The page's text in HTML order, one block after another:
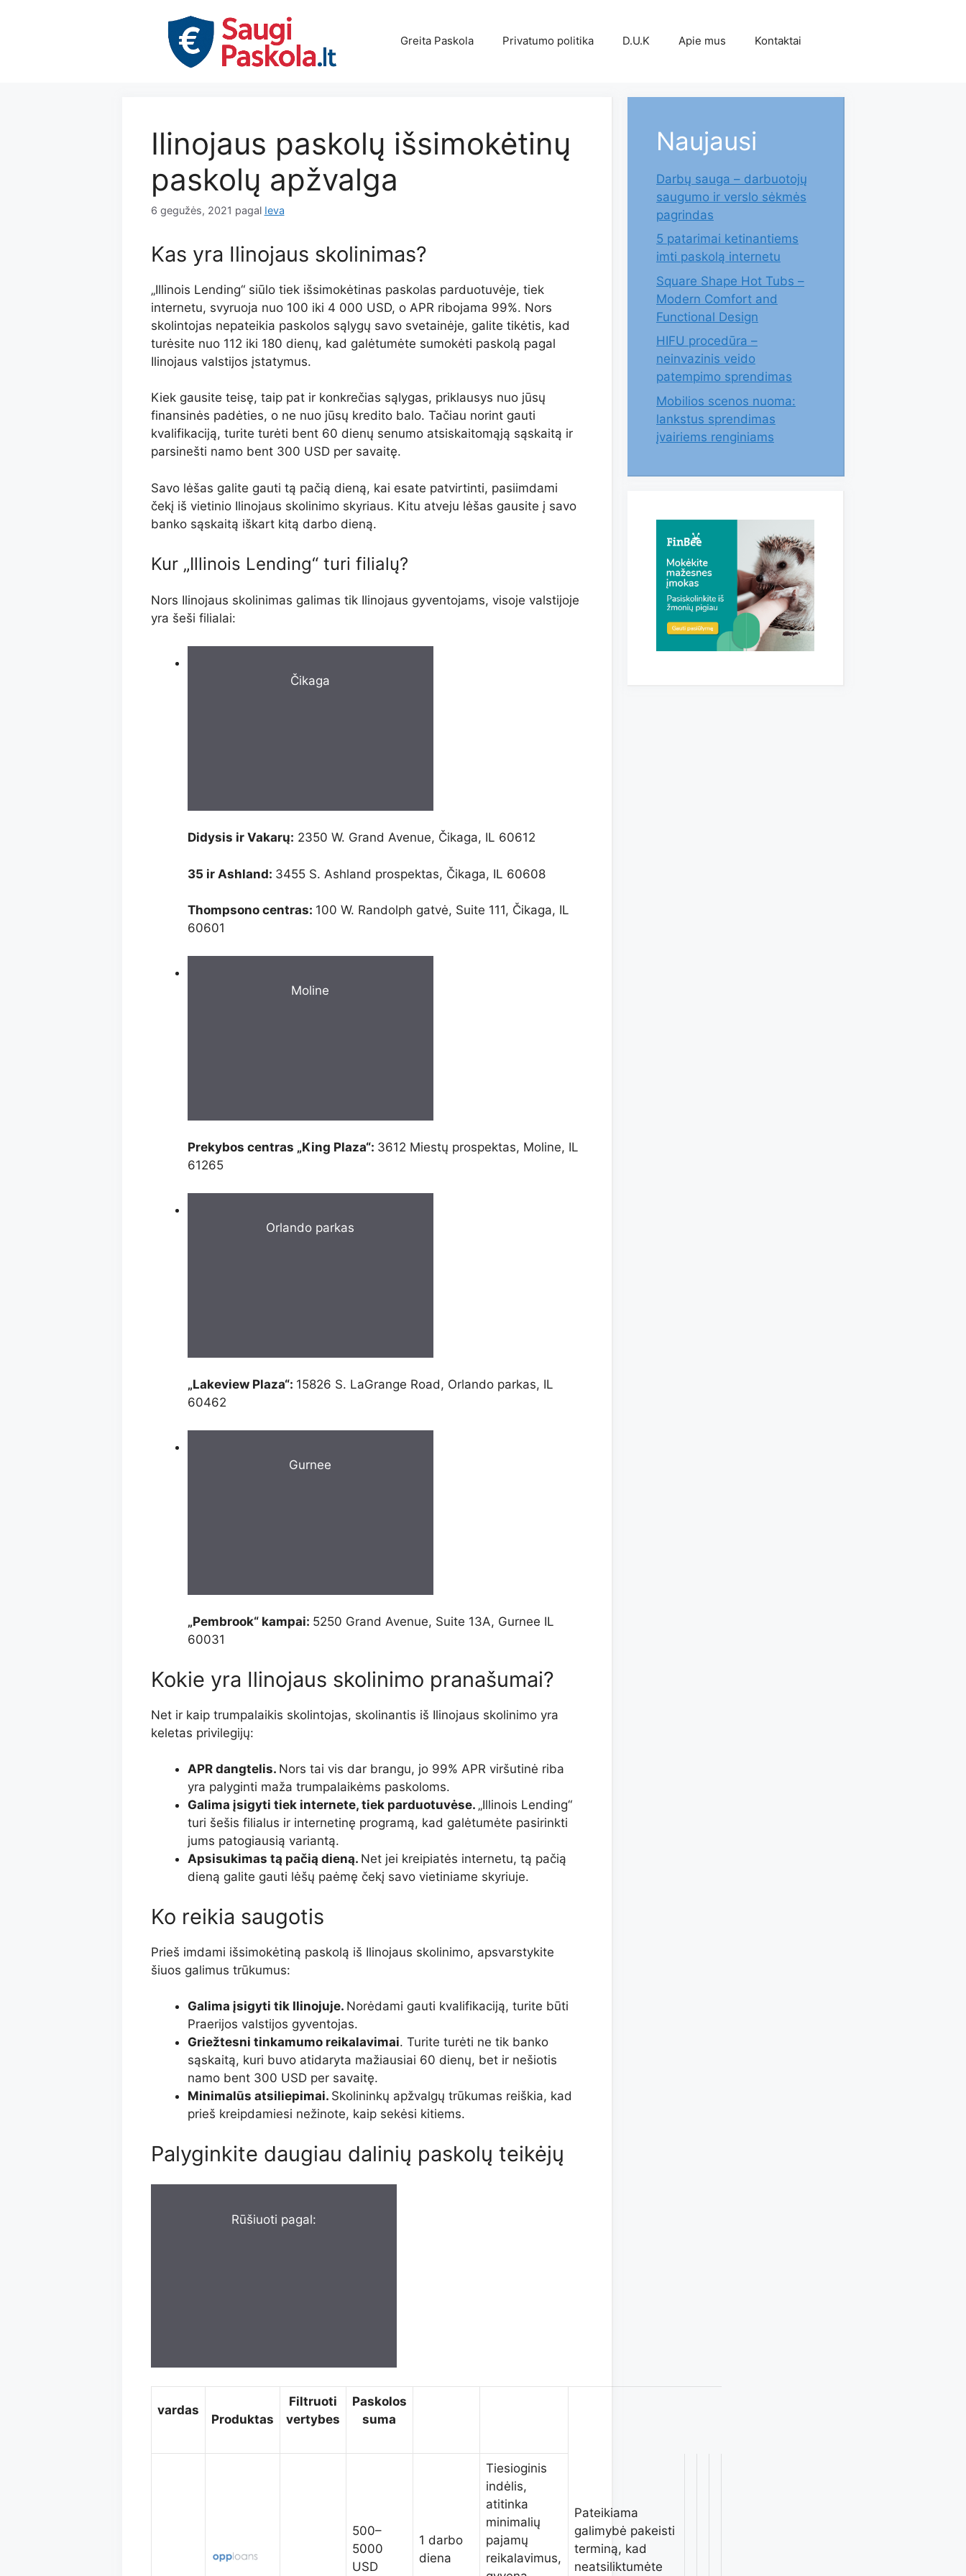
Greita Paskola Privatumo politika D.U.K Apie mus Kontaktai
Ilinojaus paskolų išsimokėtinų
paskolų apžvalga
6 gegužės, 2021 pagal Ieva
Kas yra Ilinojaus skolinimas?
„Illinois Lending“ siūlo tiek išsimokėtinas paskolas parduotuvėje, tiek
internetu, svyruoja nuo 100 iki 4 000 USD, o APR ribojama 99%. Nors
skolintojas nepateikia paskolos sąlygų savo svetainėje, galite tikėtis, kad
turėsite nuo 112 iki 180 dienų, kad galėtumėte sumokėti paskolą pagal
Ilinojaus valstijos įstatymus.
Kiek gausite teisę, taip pat ir konkrečias sąlygas, priklausys nuo jūsų
finansinės padėties, o ne nuo jūsų kredito balo. Tačiau norint gauti
kvalifikaciją, turite turėti bent 60 dienų senumo atsiskaitomąją sąskaitą ir
parsinešti namo bent 300 USD per savaitę.
Savo lėšas galite gauti tą pačią dieną, kai esate patvirtinti, pasiimdami
čekį iš vietinio Ilinojaus skolinimo skyriaus. Kitu atveju lėšas gausite į savo
banko sąskaitą iškart kitą darbo dieną.
Kur „Illinois Lending“ turi filialų?
Nors Ilinojaus skolinimas galimas tik Ilinojaus gyventojams, visoje valstijoje
yra šeši filialai:
Čikaga
Didysis ir Vakarų: 2350 W. Grand Avenue, Čikaga, IL 60612
35 ir Ashland: 3455 S. Ashland prospektas, Čikaga, IL 60608
Thompsono centras: 100 W. Randolph gatvė, Suite 111, Čikaga, IL
60601
Moline
Prekybos centras „King Plaza“: 3612 Miestų prospektas, Moline, IL
61265
Orlando parkas
„Lakeview Plaza“: 15826 S. LaGrange Road, Orlando parkas, IL
60462
Gurnee
„Pembrook“ kampai: 5250 Grand Avenue, Suite 13A, Gurnee IL
60031
Kokie yra Ilinojaus skolinimo pranašumai?
Net ir kaip trumpalaikis skolintojas, skolinantis iš Ilinojaus skolinimo yra
keletas privilegijų:
APR dangtelis. Nors tai vis dar brangu, jo 99% APR viršutinė riba
yra palyginti maža trumpalaikėms paskoloms.
Galima įsigyti tiek internete, tiek parduotuvėse. „Illinois Lending“
turi šešis filialus ir internetinę programą, kad galėtumėte pasirinkti
jums patogiausią variantą.
Apsisukimas tą pačią dieną. Net jei kreipiatės internetu, tą pačią
dieną galite gauti lėšų paėmę čekį savo vietiniame skyriuje.
Ko reikia saugotis
Prieš imdami išsimokėtiną paskolą iš Ilinojaus skolinimo, apsvarstykite
šiuos galimus trūkumus:
Galima įsigyti tik Ilinojuje. Norėdami gauti kvalifikaciją, turite būti
Praerijos valstijos gyventojas.
Griežtesni tinkamumo reikalavimai. Turite turėti ne tik banko
sąskaitą, kuri buvo atidaryta mažiausiai 60 dienų, bet ir nešiotis
namo bent 300 USD per savaitę.
Minimalūs atsiliepimai. Skolininkų apžvalgų trūkumas reiškia, kad
prieš kreipdamiesi nežinote, kaip sekėsi kitiems.
Palyginkite daugiau dalinių paskolų teikėjų
Rūšiuoti pagal:
vardas
Produktas
Filtruoti
vertybes
Paskolos
suma
500–
5000
USD
1 darbo
diena
Tiesioginis
indėlis,
atitinka
minimalių
pajamų
reikalavimus,
Pateikiama
galimybė pakeisti
terminą, kad
neatsiliktumėte
Naujausi
Darbų sauga – darbuotojų
saugumo ir verslo sėkmės
pagrindas
5 patarimai ketinantiems
imti paskolą internetu
Square Shape Hot Tubs –
Modern Comfort and
Functional Design
HIFU procedūra –
neinvazinis veido
patempimo sprendimas
Mobilios scenos nuoma:
lankstus sprendimas
įvairiems renginiams